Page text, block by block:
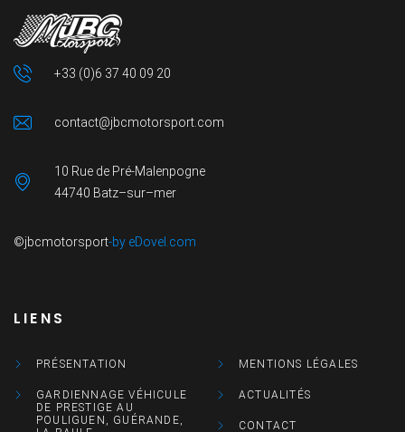
+33 (0)6 37 40 09 20
contact@jbcmotorsport.com
10 Rue de Pré-Malenpogne
44740 Batz–sur–mer
©jbcmotorsport-by eDovel.com
LIENS
PRÉSENTATION
GARDIENNAGE VÉHICULE
DE PRESTIGE AU
POULIGUEN, GUÉRANDE,
MENTIONS LÉGALES
ACTUALITÉS
CONTACT